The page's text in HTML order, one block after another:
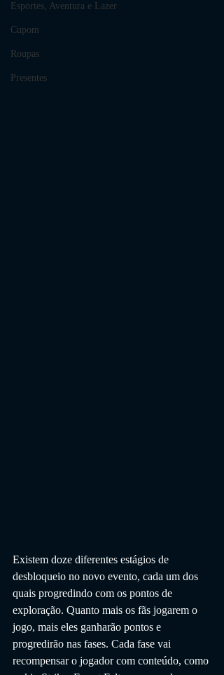
Esportes, Aventura e Lazer
Cupom
Roupas
Presentes
Existem doze diferentes estágios de
desbloqueio no novo evento, cada um dos
quais progredindo com os pontos de
exploração. Quanto mais os fãs jogarem o
jogo, mais eles ganharão pontos e
progredirão nas fases. Cada fase vai
recompensar o jogador com conteúdo, como